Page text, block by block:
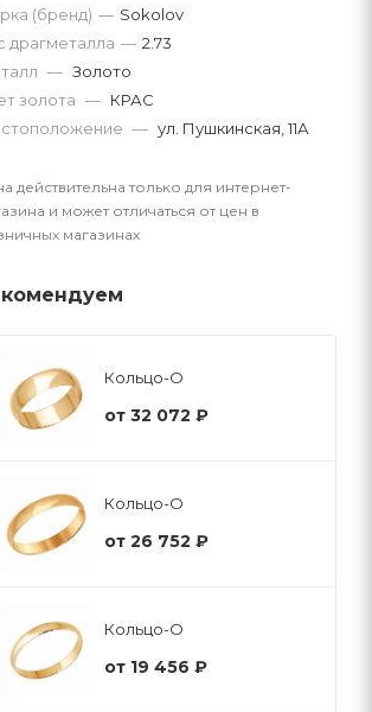
драгметалла — 2.73
(бренд) — Sokolov
— Золото
золота — КРАС
— ул. Пушкинская, 11А
действительна только для интернет-
и может отличаться от цен в
магазинах
Кольцо-О
от 32 072 ₽
Кольцо-О
от 26 752 ₽
Кольцо-О
от 19 456 ₽